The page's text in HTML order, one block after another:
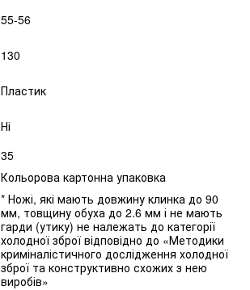
55-56
130
Пластик
Ні
35
Кольорова картонна упаковка
* Ножі, які мають довжину клинка до 90
мм, товщину обуха до 2.6 мм і не мають
гарди (утику) не належать до категорії
холодної зброї відповідно до «Методики
криміналістичного дослідження холодної
зброї та конструктивно схожих з нею
виробів»